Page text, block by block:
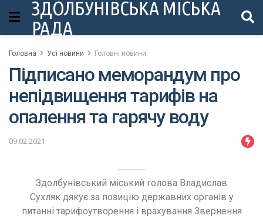
ЗДОЛБУНІВСЬКА МІСЬКА
РАДА
Головна Усі новини Головні новини
Підписано меморандум про
непідвищення тарифів на
опалення та гарячу воду
09.02.2021
Здолбунівський міський голова Владислав
Сухляк дякує за позицію державних органів у
питанні тарифоутворення і врахування Звернення